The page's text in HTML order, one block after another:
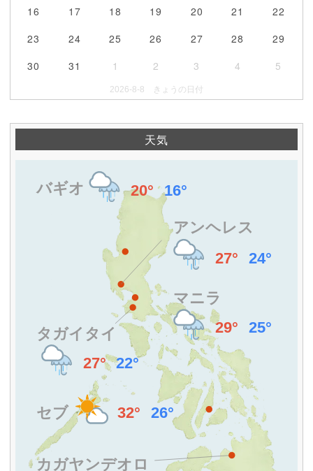
16 17 18 19 20 21
22
23
24 25 26 27 28
29
30
31 1 2 3 4 5
2026-8-8 きょうの日付
天気